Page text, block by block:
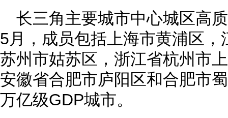
长三角主要城市中心城区高
5月，成员包括上海市黄浦区
苏州市姑苏区，浙江省杭州市
安徽省合肥市庐阳区和合肥市
万亿级GDP城市。